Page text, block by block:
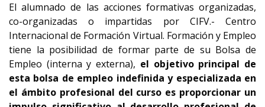
El alumnado de las acciones formativas organizadas,
co-organizadas o impartidas por CIFV.- Centro
Internacional de Formación Virtual. Formación y Empleo
tiene la posibilidad de formar parte de su Bolsa de
Empleo (interna y externa), el objetivo principal de
esta bolsa de empleo indefinida y especializada en
el ámbito profesional del curso es proporcionar un